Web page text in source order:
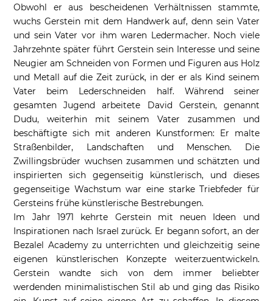
Obwohl er aus bescheidenen Verhältnissen stammte,
wuchs Gerstein mit dem Handwerk auf, denn sein Vater
und sein Vater vor ihm waren Ledermacher. Noch viele
Jahrzehnte später führt Gerstein sein Interesse und seine
Neugier am Schneiden von Formen und Figuren aus Holz
und Metall auf die Zeit zurück, in der er als Kind seinem
Vater beim Lederschneiden half. Während seiner
gesamten Jugend arbeitete David Gerstein, genannt
Dudu, weiterhin mit seinem Vater zusammen und
beschäftigte sich mit anderen Kunstformen: Er malte
Straßenbilder, Landschaften und Menschen. Die
Zwillingsbrüder wuchsen zusammen und schätzten und
inspirierten sich gegenseitig künstlerisch, und dieses
gegenseitige Wachstum war eine starke Triebfeder für
Gersteins frühe künstlerische Bestrebungen.
Im Jahr 1971 kehrte Gerstein mit neuen Ideen und
Inspirationen nach Israel zurück. Er begann sofort, an der
Bezalel Academy zu unterrichten und gleichzeitig seine
eigenen künstlerischen Konzepte weiterzuentwickeln.
Gerstein wandte sich von dem immer beliebter
werdenden minimalistischen Stil ab und ging das Risiko